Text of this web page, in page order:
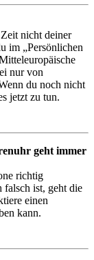
nicht deiner
im „Persönlichen
nur von
du noch nicht
jetzt zu tun.
geht immer
richtig
falsch ist, geht die
einen
kann.